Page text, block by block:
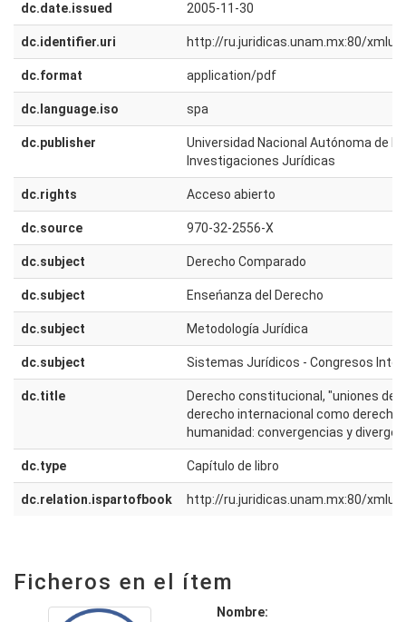
dc.date.issued 2005-11-30
dc.identifier.uri http://ru.juridicas.unam.mx:80/
dc.format application/pdf
dc.language.iso spa
dc.publisher
Universidad Nacional Autónoma de
Investigaciones Jurídicas
dc.rights Acceso abierto
dc.source 970-32-2556-X
dc.subject Derecho Comparado
dc.subject Enseńanza del Derecho
dc.subject Metodología Jurídica
dc.subject Sistemas Jurídicos - Congresos
dc.title
Derecho constitucional, "uniones de
derecho internacional como derecho
humanidad: convergencias y
dc.type Capítulo de libro
dc.relation.ispartofbook http://ru.juridicas.unam.mx:80/
Ficheros en el ítem
Nombre: